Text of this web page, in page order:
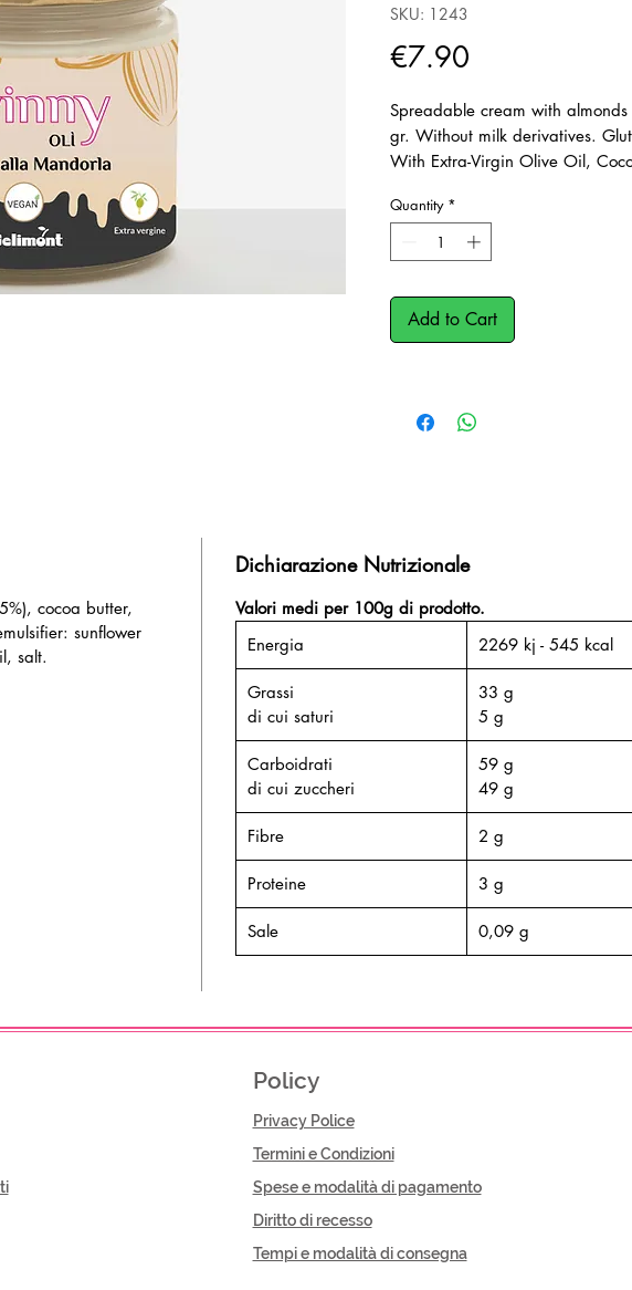
SKU: 1243
€7.90
Spreadable cream with
gr. Without milk derivatives.
With Extra-Virgin Olive Oil,
Quantity *
Add to Cart
cocoa butter,
sunflower
salt.
Dichiarazione Nutrizionale
Valori medi per 100g di prodotto.
Energia
2269 kj - 545 kcal
Grassi
di cui saturi
33 g
5 g
Carboidrati
di cui zuccheri
59 g
49 g
Fibre 2 g
Proteine 3 g
Sale 0,09 g
Policy
Privacy Police
Termini e Condizioni
Spese e modalità di pagamento
Diritto di recesso
Tempi e modalità di consegna